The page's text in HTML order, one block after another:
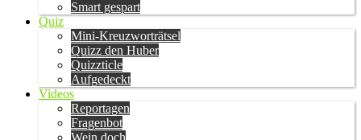
Smart gespart
Quiz
Mini-Kreuzworträtsel
Quizz den Huber
Quizzticle
Aufgedeckt
Videos
Reportagen
Fragenbot
Wein doch